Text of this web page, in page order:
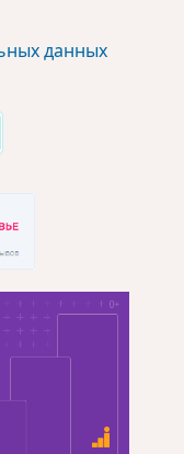
данных